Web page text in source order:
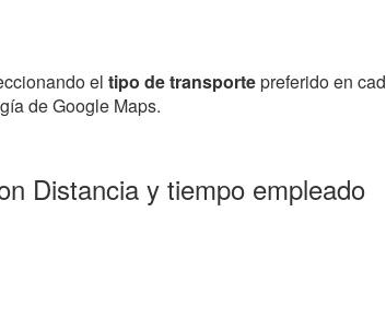
el tipo de transportepreferido en
de Google Maps.
Distancia y tiempo empleado